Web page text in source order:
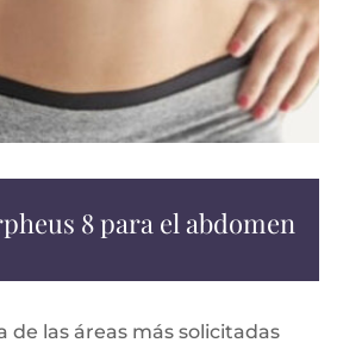
8 para el abdomen
de las áreas más solicitadas